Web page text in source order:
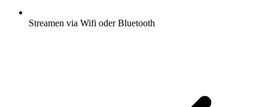
Streamen via Wifi oder Bluetooth